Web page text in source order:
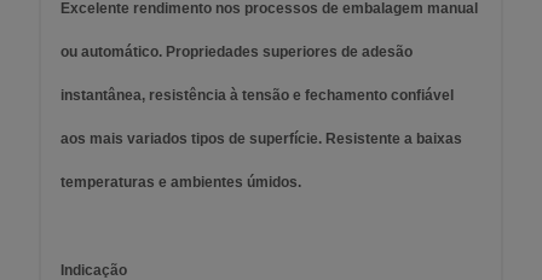
Excelente rendimento nos processos de embalagem manual
ou automático. Propriedades superiores de adesão
instantânea, resistência à tensão e fechamento confiável
aos mais variados tipos de superfície. Resistente a baixas
temperaturas e ambientes úmidos.
Indicação